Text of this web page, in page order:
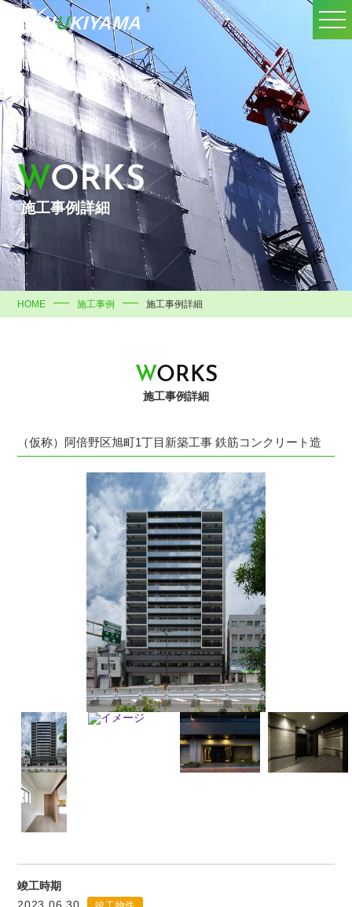
WORKS
施工事例詳細
HOME 施工事例 施工事例詳細
WORKS
施工事例詳細
（仮称）阿倍野区旭町1丁目新築工事 鉄筋コンクリート造
竣工時期
2023.06.30